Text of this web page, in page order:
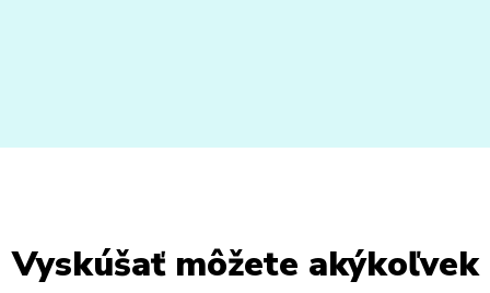
Vyskúšať môžete akýkoľvek